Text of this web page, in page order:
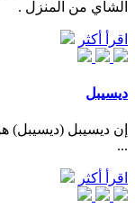
الشاي من المنزل .
اقرأ أكثر
ديسيبل
...
اقرأ أكثر